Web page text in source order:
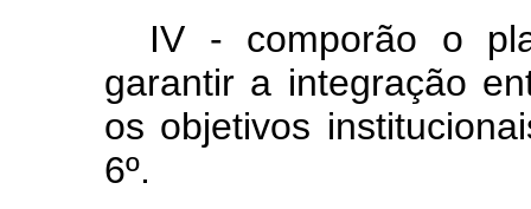
IV - comporão o
garantir a integração
os objetivos
6º.